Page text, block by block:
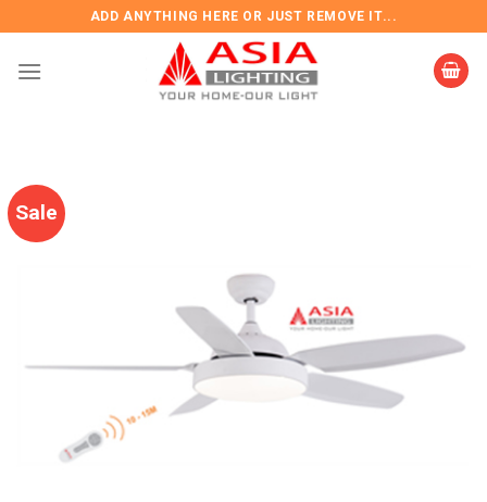
content
ADD ANYTHING HERE OR JUST REMOVE IT...
Sale